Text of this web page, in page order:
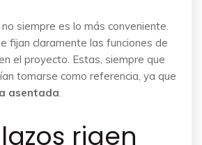
siempre es lo más conveniente.
fijan claramente las funciones de
el proyecto. Estas, siempre que
tomarse como referencia, ya que
asentada.
rigen